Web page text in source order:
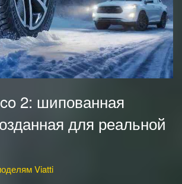
2: шипованная
для реальной
Viatti